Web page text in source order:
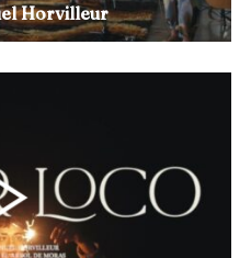
Horvilleur